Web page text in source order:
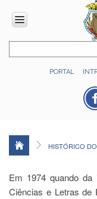
PORTAL
INSTITUCIONAL
Histórico
Administração
Relatório
HISTÓRICO
Em 1974 quando da
Ciências e Letras de